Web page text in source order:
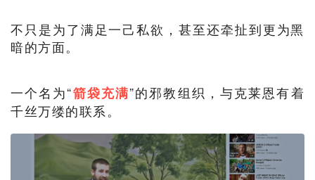
不只是为了满足一己私欲，甚至还牵扯到更为黑
暗的方面。
一个名为“箭袋充满”的邪教组织，与克莱恩有着
千丝万缕的联系。